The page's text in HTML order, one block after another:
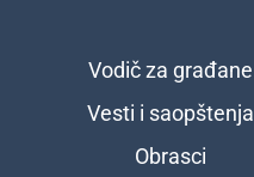
Vodič za građane
Vesti i saopštenja
Obrasci